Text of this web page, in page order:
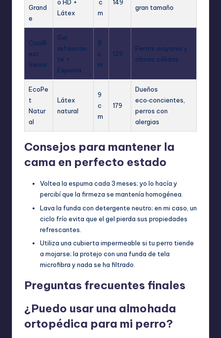
Grand
e
o HD +
Látex
c
m
149
gran tamaño
CoolR
est
Senior
Gel
refrescan
te +
Espuma
8
c
m
129
Perros mayores y
climas cálidos
EcoPe
t
Natur
al
Látex
natural
9
c
m
179
Dueños
eco‑concientes,
perros con
alergias
Consejos para mantener la
cama en perfecto estado
Voltea la espuma cada 3 meses; yo lo hacía y
percibí que la firmeza se mantenía homogénea.
Lava la funda con detergente neutro; en mi caso, un
ciclo frío evita que el gel pierda sus propiedades
refrescantes.
Utiliza una cubierta impermeable si tu perro tiende
a mojarse; la protejo con una funda de tela
microfibra y nada se ha filtrado.
Preguntas frecuentes finales
¿Puedo usar una almohada
ortopédica para mi perro?